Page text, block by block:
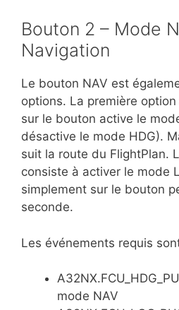
Bouton 2 – Mode
Navigation
Le bouton NAV est
options. La première
sur le bouton active le
désactive le mode HDG).
suit la route du FlightPlan.
consiste à activer le mode
simplement sur le bouton
seconde.
Les événements requis
mode NAV